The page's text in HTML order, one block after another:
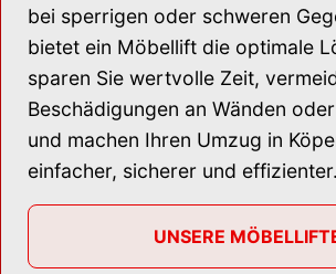
bei sperrigen oder schweren
bietet ein Möbellift die optimale
sparen Sie wertvolle Zeit,
Beschädigungen an Wänden
und machen Ihren Umzug in
einfacher, sicherer und effizienter.
UNSERE